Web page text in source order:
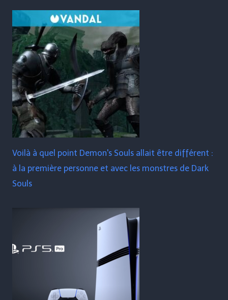
Voilà à quel point Demon's Souls allait être différent :
à la première personne et avec les monstres de Dark
Souls